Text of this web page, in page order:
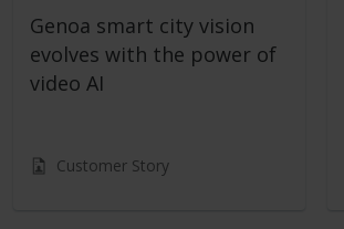
Genoa smart city vision
evolves with the power of
video AI
Customer Story